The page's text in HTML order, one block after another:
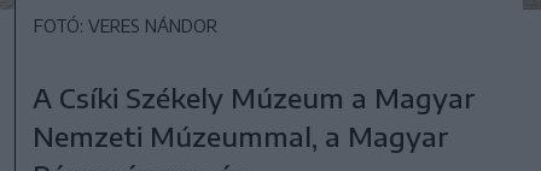
FOTÓ: VERES NÁNDOR
A Csíki Székely Múzeum a Magyar
Nemzeti Múzeummal, a Magyar